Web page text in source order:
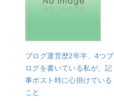
ブログ運営歴2年半、4つブ
ログを書いている私が、記
事ポスト時に心掛けている
こと